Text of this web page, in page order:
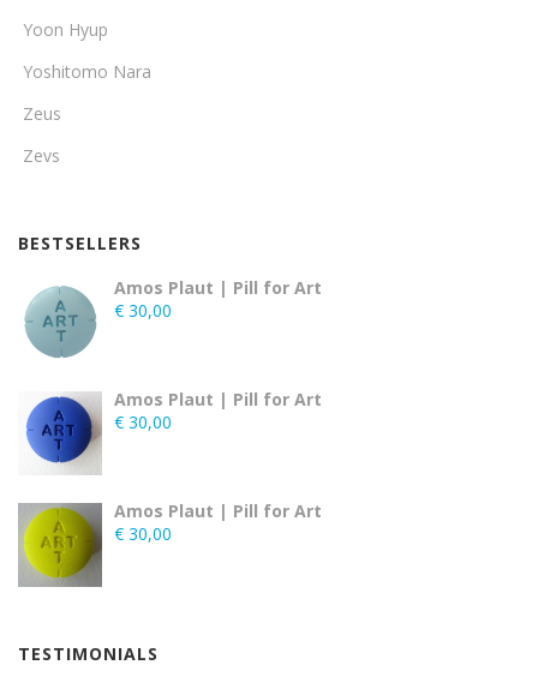
Yoon Hyup
Yoshitomo Nara
Zeus
Zevs
BESTSELLERS
Amos Plaut | Pill for Art
€ 30,00
Amos Plaut | Pill for Art
€ 30,00
Amos Plaut | Pill for Art
€ 30,00
TESTIMONIALS